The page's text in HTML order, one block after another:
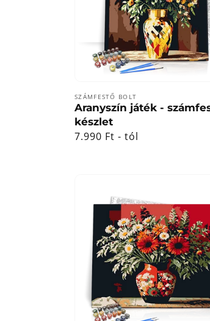
Forgalmazó:
SZÁMFESTŐ BOLT
Aranyszín játék -
készlet
Normál
7.990 Ft - tól